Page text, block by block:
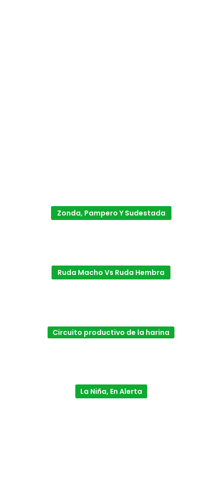
Zonda, Pampero Y Sudestada
Ruda Macho Vs Ruda Hembra
Circuito productivo de la harina
La Niña, En Alerta